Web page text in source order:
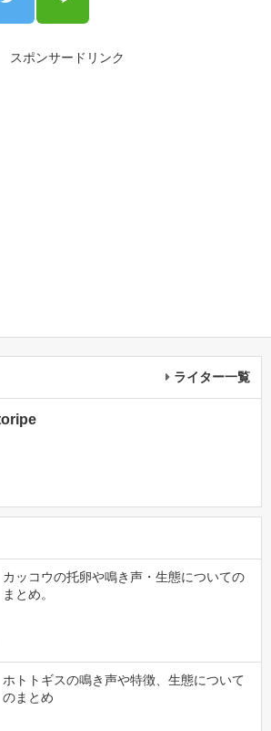
スポンサードリンク
ライター一覧
カッコウの托卵や鳴き声・生態についての
まとめ。
ホトトギスの鳴き声や特徴、生態について
のまとめ